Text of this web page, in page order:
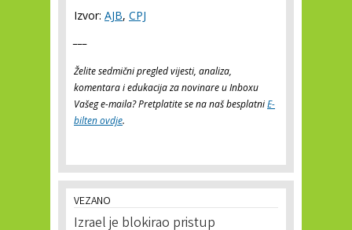
Izvor: AJB, CPJ
Želite sedmični pregled vijesti, analiza,
komentara i edukacija za novinare u Inboxu
Vašeg e-maila? Pretplatite se na naš besplatniE-
bilten ovdje.
VEZANO
Izrael je blokirao pristup